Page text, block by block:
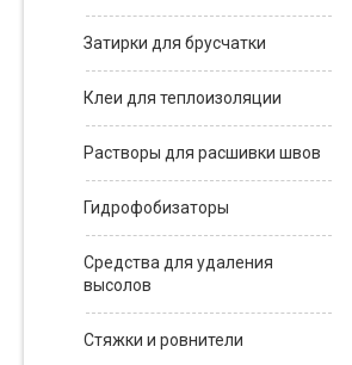
Затирки для брусчатки
Клеи для теплоизоляции
Растворы для расшивки швов
Гидрофобизаторы
Средства для удаления
высолов
Стяжки и ровнители